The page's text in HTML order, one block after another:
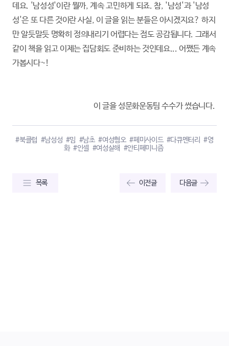
데요. '남성성'이란 뭘까, 계속 고민하게 되죠. 참, '남성'과 '남성
성'은 또 다른 것이란 사실, 이 글을 읽는 분들은 아시겠지요? 하지
만 알듯말듯 명확히 정의내리기 어렵다는 점도 공감됩니다. 그래서
같이 책을 읽고 이제는 집담회도 준비하는 것인데요... 어쨌든 계속
가봅시다~!
이 글을 성문화운동팀 수수가 썼습니다.
#북클럽 #남성성 #밈 #남초 #여성혐오 #페미사이드 #다큐멘터리 #영
화 #인셀 #여성살해 #안티페미니즘
목록 이전글 다음글